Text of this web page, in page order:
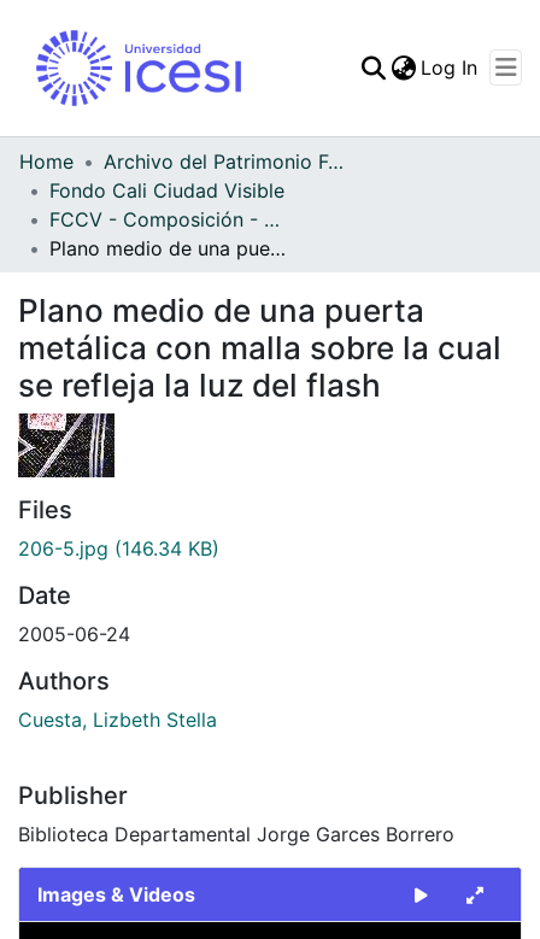
Log In
Home
Archivo del Patrimonio Fotográfico y Fílmico del Valle del Cauca
Fondo Cali Ciudad Visible
FCCV - Composición - Patrimonial
Plano medio de una puerta metálica con malla sobre la cual se refleja la luz del flash
Plano medio de una puerta
metálica con malla sobre la cual
se refleja la luz del flash
Files
206-5.jpg (146.34 KB)
Date
2005-06-24
Authors
Cuesta, Lizbeth Stella
Publisher
Biblioteca Departamental Jorge Garces Borrero
Images & Videos